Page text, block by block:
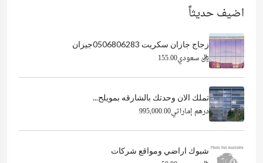
اضيف حديثاً
زجاج جازان سكريت 0506806283جيزان
ريال سعودي155.00
تملك الان وحدتك بالشارقه بمويلح...
درهم إماراتي995,000.00
شبوك اراضي ومواقع شركات